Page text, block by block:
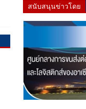
สนับสนุนข่าวโดย